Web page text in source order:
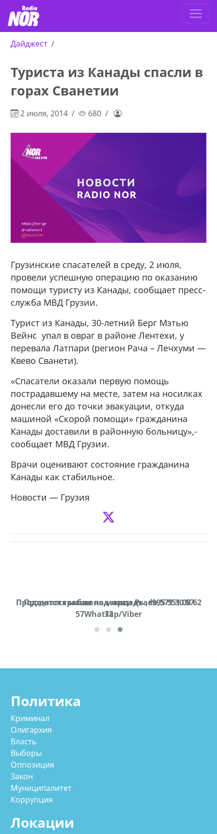
Дайджест
Туриста из Канады спасли в
горах Сванетии
2 июля, 2014 680
Грузинские спасателей в среду, 2 июля,
провели успешную операцию по оказанию
помощи туристу из Канады, сообщает пресс-
служба МВД Грузии.
Турист из Канады, 30-летний Берг Мэтью
Вейнс упал в овраг в районе Лентехи, у
перевала Латпари (регион Рача – Лечхуми —
Квево Сванети).
«Спасатели оказали первую помощь
пострадавшему на месте, затем на носилках
донесли его до точки эвакуации, откуда
машиной «Скорой помощи» гражданина
Канады доставили в районную больницу»,-
сообщает МВД Грузии.
Врачи оценивают состояние гражданина
Канады как стабильное.
Новости — Грузия
Продается машина марки Prado,571 30 57
57Whatsap/Viber
Продаются грабли под лощадь ,+995 551 08 62
72
Политика
Криминал
Олигархия
Власть
Выборы
Оппозиция
Закон
Муниципалитет
Коррупция
Локации